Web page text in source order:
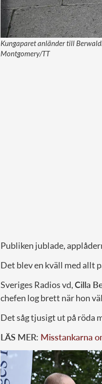
Kungaparet anländer till
Montgomery/TT
Publiken jublade,
Det blev en kväll med allt
Sveriges Radios vd,Cilla
chefen log brett när hon
Det såg tjusigt ut på röda
LÄS MER: Misstankarna